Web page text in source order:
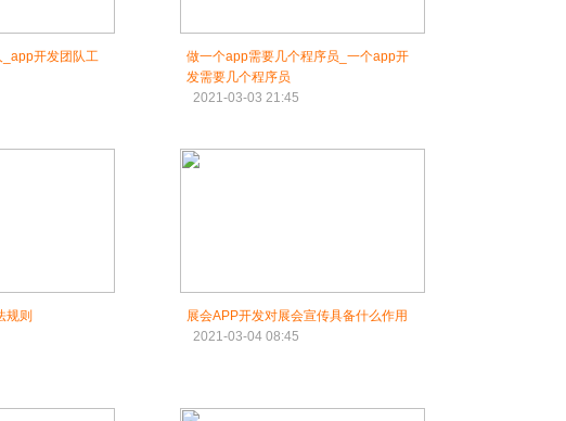
开发团队工
做一个app需要几个程序员_一个app开
发需要几个程序员
2021-03-03 21:45
规则
展会APP开发对展会宣传具备什么作用
2021-03-04 08:45